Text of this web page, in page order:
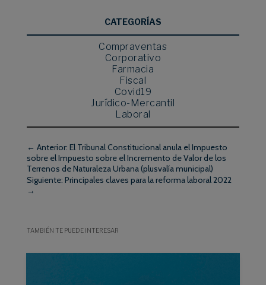
CATEGORÍAS
Compraventas
Corporativo
Farmacia
Fiscal
Covid19
Jurídico-Mercantil
Laboral
← Anterior: El Tribunal Constitucional anula el Impuesto
sobre el Impuesto sobre el Incremento de Valor de los
Terrenos de Naturaleza Urbana (plusvalía municipal)
Siguiente: Principales claves para la reforma laboral 2022
→
TAMBIÉN TE PUEDE INTERESAR